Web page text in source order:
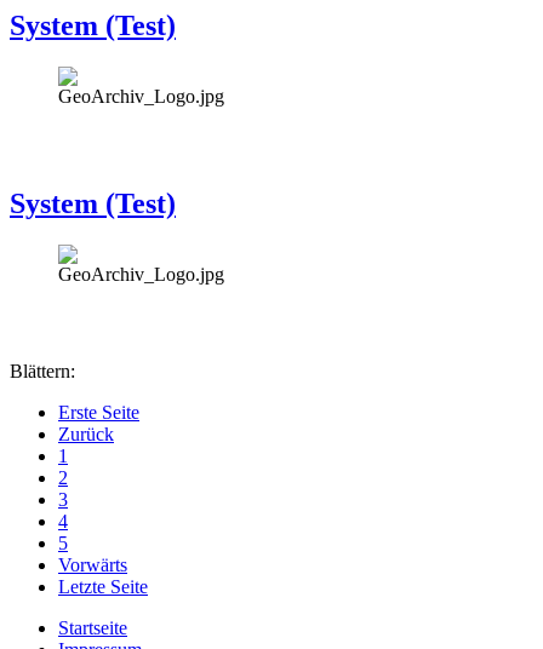
System (Test)
System (Test)
Blättern:
Erste Seite
Zurück
1
2
3
4
5
Vorwärts
Letzte Seite
Startseite